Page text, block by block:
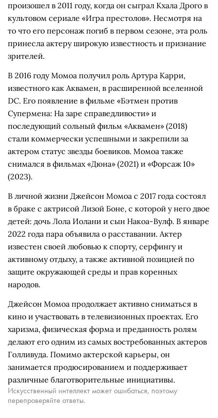
произошел в 2011 году, когда он сыграл Кхала Дрого в
культовом сериале «Игра престолов». Несмотря на
то что его персонаж погиб в первом сезоне, эта роль
принесла актеру широкую известность и признание
зрителей.
В 2016 году Момоа получил роль Артура Карри,
известного как Аквамен, в расширенной вселенной
DC. Его появление в фильме «Бэтмен против
Супермена: На заре справедливости» и
последующий сольный фильм «Аквамен» (2018)
стали коммерчески успешными и закрепили за
актером статус звезды боевиков. Момоа также
снимался в фильмах «Дюна» (2021) и «Форсаж 10»
(2023).
В личной жизни Джейсон Момоа с 2017 года состоял
в браке с актрисой Лизой Боне, с которой у него двое
детей: дочь Лола Иолани и сын Накоа-Вулф. В январе
2022 года пара объявила о расставании. Актер
известен своей любовью к спорту, серфингу и
активному отдыху, а также активной позицией по
защите окружающей среды и прав коренных
народов.
Джейсон Момоа продолжает активно сниматься в
кино и участвовать в телевизионных проектах. Его
харизма, физическая форма и преданность ролям
делают его одним из самых востребованных актеров
Голливуда. Помимо актерской карьеры, он
занимается продюсированием и поддерживает
различные благотворительные инициативы.
Искусственный интеллект может ошибаться, поэтому
перепроверяйте ответы.